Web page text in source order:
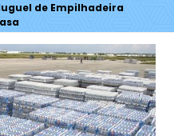
de Empilhadeira